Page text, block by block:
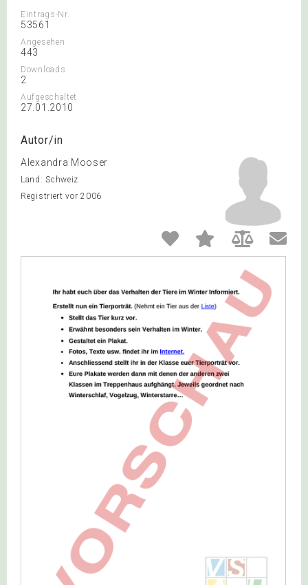
Eintrags-Nr.
53561
Angesehen
443
Downloads
2
Aufgeschaltet
27.01.2010
Autor/in
Alexandra Mooser
Land: Schweiz
Registriert vor 2006